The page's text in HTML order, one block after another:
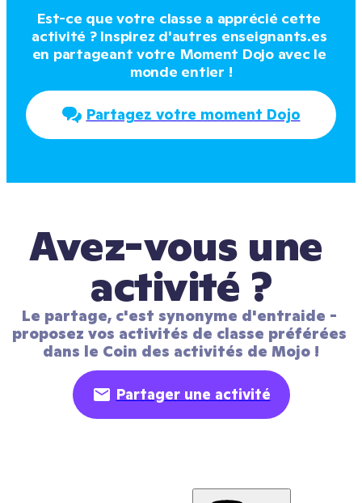
Est-ce que votre classe a apprécié cette
activité ? Inspirez d'autres enseignants.es
en partageant votre Moment Dojo avec le
monde entier !
Partagez votre moment Dojo
Avez-vous une
activité ?
Le partage, c'est synonyme d'entraide -
proposez vos activités de classe préférées
dans le Coin des activités de Mojo !
Partager une activité